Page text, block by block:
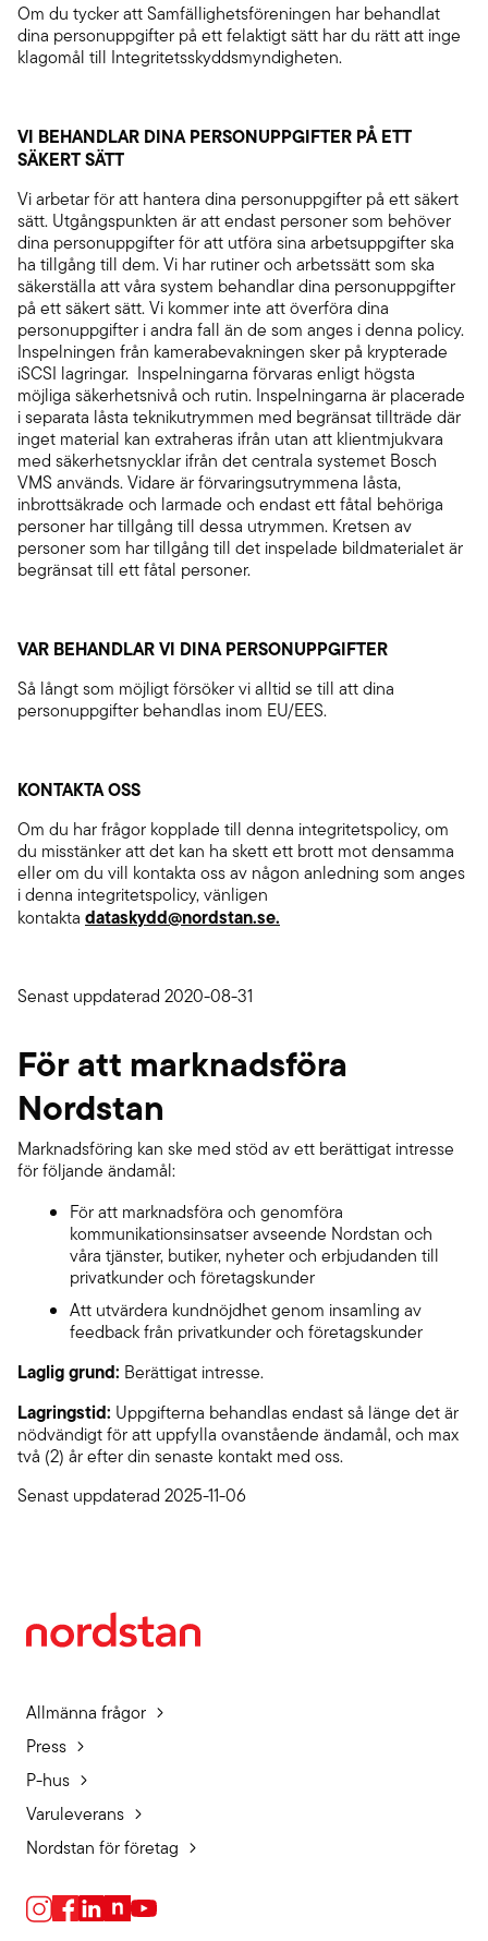
Om du tycker att Samfällighetsföreningen har behandlat
dina personuppgifter på ett felaktigt sätt har du rätt att inge
klagomål till Integritetsskyddsmyndigheten.
VI BEHANDLAR DINA PERSONUPPGIFTER PÅ ETT
SÄKERT SÄTT
Vi arbetar för att hantera dina personuppgifter på ett säkert
sätt. Utgångspunkten är att endast personer som behöver
dina personuppgifter för att utföra sina arbetsuppgifter ska
ha tillgång till dem. Vi har rutiner och arbetssätt som ska
säkerställa att våra system behandlar dina personuppgifter
på ett säkert sätt. Vi kommer inte att överföra dina
personuppgifter i andra fall än de som anges i denna policy.
Inspelningen från kamerabevakningen sker på krypterade
iSCSI lagringar. Inspelningarna förvaras enligt högsta
möjliga säkerhetsnivå och rutin. Inspelningarna är placerade
i separata låsta teknikutrymmen med begränsat tillträde där
inget material kan extraheras ifrån utan att klientmjukvara
med säkerhetsnycklar ifrån det centrala systemet Bosch
VMS används. Vidare är förvaringsutrymmena låsta,
inbrottsäkrade och larmade och endast ett fåtal behöriga
personer har tillgång till dessa utrymmen. Kretsen av
personer som har tillgång till det inspelade bildmaterialet är
begränsat till ett fåtal personer.
VAR BEHANDLAR VI DINA PERSONUPPGIFTER
Så långt som möjligt försöker vi alltid se till att dina
personuppgifter behandlas inom EU/EES.
KONTAKTA OSS
Om du har frågor kopplade till denna integritetspolicy, om
du misstänker att det kan ha skett ett brott mot densamma
eller om du vill kontakta oss av någon anledning som anges
i denna integritetspolicy, vänligen
kontakta dataskydd@nordstan.se.
Senast uppdaterad 2020-08-31
För att marknadsföra
Nordstan
Marknadsföring kan ske med stöd av ett berättigat intresse
för följande ändamål:
För att marknadsföra och genomföra
kommunikationsinsatser avseende Nordstan och
våra tjänster, butiker, nyheter och erbjudanden till
privatkunder och företagskunder
Att utvärdera kundnöjdhet genom insamling av
feedback från privatkunder och företagskunder
Laglig grund: Berättigat intresse.
Lagringstid: Uppgifterna behandlas endast så länge det är
nödvändigt för att uppfylla ovanstående ändamål, och max
två (2) år efter din senaste kontakt med oss.
Senast uppdaterad 2025-11-06
Allmänna frågor
Press
P-hus
Varuleverans
Nordstan för företag